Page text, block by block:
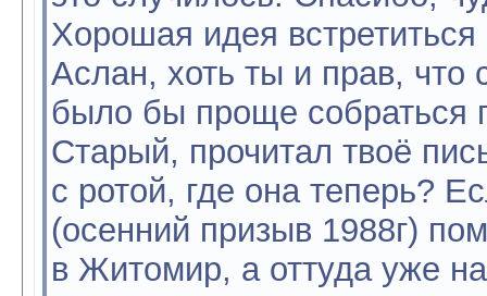
Хорошая идея
Аслан, хоть ты и прав, что
было бы проще собраться
Старый, прочитал твоё
с ротой, где она теперь?
(осенний призыв 1988г)
в Житомир, а оттуда уже